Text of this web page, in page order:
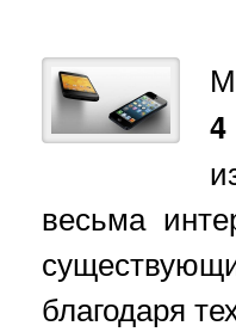
4
весьма
благодаря